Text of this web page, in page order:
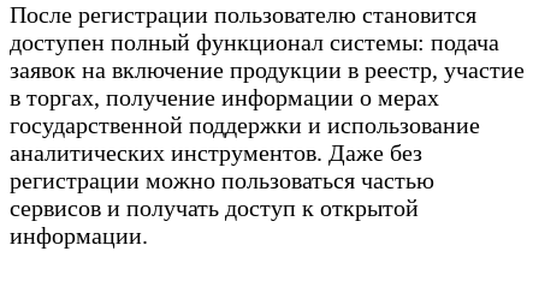
После регистрации пользователю становится
доступен полный функционал системы: подача
заявок на включение продукции в реестр, участие
в торгах, получение информации о мерах
государственной поддержки и использование
аналитических инструментов. Даже без
регистрации можно пользоваться частью
сервисов и получать доступ к открытой
информации.